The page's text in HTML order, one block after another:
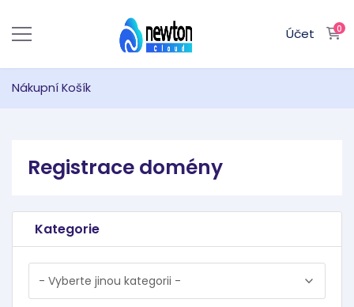
Účet 0
Nákupní Košík
Registrace domény
Kategorie